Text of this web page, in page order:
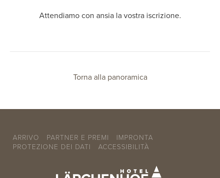
Attendiamo con ansia la vostra iscrizione.
Torna alla panoramica
ARRIVO PARTNER E PREMI
IMPRONTA
PROTEZIONE DEI DATI
ACCESSIBILITÀ